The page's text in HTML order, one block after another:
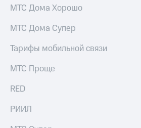
секретарь
Раскрытие
информации
Информация
акционерам
Документы
"МТС"
МТС Дома Хорошо
МТС Дома Супер
Тарифы мобильной связи
МТС Проще
RED
РИИЛ